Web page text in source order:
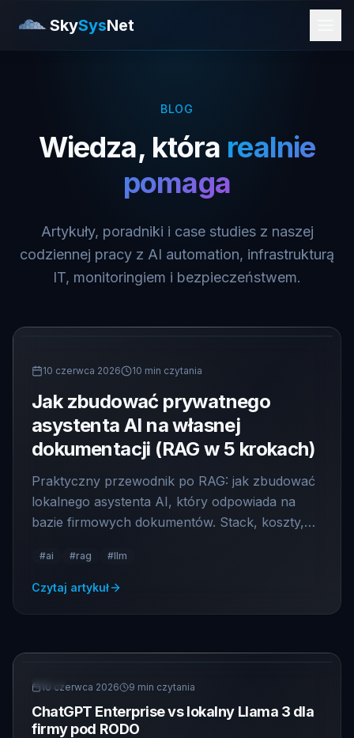
SkySysNet
BLOG
Wiedza, która realnie
pomaga
Artykuły, poradniki i case studies z naszej
codziennej pracy z AI automation, infrastrukturą
IT, monitoringiem i bezpieczeństwem.
10 czerwca 2026
10 min czytania
Jak zbudować prywatnego
asystenta AI na własnej
dokumentacji (RAG w 5 krokach)
Praktyczny przewodnik po RAG: jak zbudować
lokalnego asystenta AI, który odpowiada na
bazie firmowych dokumentów. Stack, koszty,
#ai #rag #llm
Czytaj artykuł
10 czerwca 2026 9 min czytania
ChatGPT Enterprise vs lokalny Llama 3 dla
firmy pod RODO